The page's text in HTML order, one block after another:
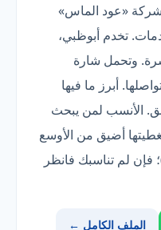
«عود الماس»
منطقتين وقائمة من 9 خدمات. تخدم أبوظبي،
وتحمل شارة
أبرز ما فيها
الأنسب لمن يبحث
أضيق من الأوسع
16 منطقة)؛ فإن لم تناسبك فانظر
الملف الكامل ←